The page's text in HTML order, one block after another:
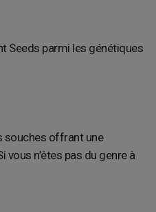
Seeds parmi les génétiques
souches offrant une
n’êtes pas du genre à